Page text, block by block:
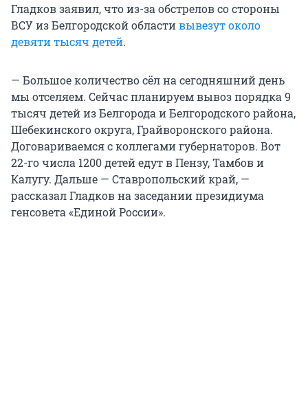
Гладков заявил, что из-за обстрелов со стороны
ВСУ из Белгородской областивывезут около
девяти тысяч детей.
— Большое количество сёл на сегодняшний день
мы отселяем. Сейчас планируем вывоз порядка 9
тысяч детей из Белгорода и Белгородского района,
Шебекинского округа, Грайворонского района.
Договариваемся с коллегами губернаторов. Вот
22-го числа 1200 детей едут в Пензу, Тамбов и
Калугу. Дальше — Ставропольский край, —
рассказал Гладков на заседании президиума
генсовета «Единой России».